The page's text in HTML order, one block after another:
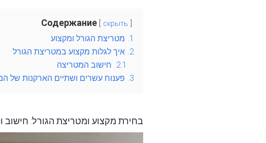
Содержание скрыть
1. מטריצת הגורל ומקצוע
2. איך לגלות מקצוע במטריצת הגורל
2.1. חישוב המטריצה
3. פענוח עשרים ושתיים הארקנות של
בחירת מקצוע ומטריצת הגורל: חישוב